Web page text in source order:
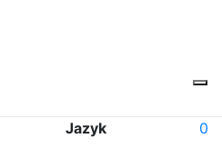
Jazyk 0